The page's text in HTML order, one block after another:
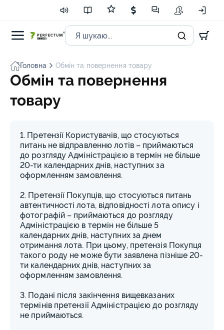
Головна Обмін та повернення товару
Обмін та повернення
товару
1. Претензії Користувачів, що стосуються
питань не відправленню лотів – приймаються
до розгляду Адміністрацією в термін не більше
20-ти календарних днів, наступних за
оформленням замовлення.
2. Претензії Покупців, що стосуються питань
автентичності лота, відповідності лота опису і
фотографій – приймаються до розгляду
Адміністрацією в термін не більше 5
календарних днів, наступних за днем
отримання лота. При цьому, претензія Покупця
такого роду не може бути заявлена пізніше 20-
ти календарних днів, наступних за
оформленням замовлення.
3. Подані після закінчення вищевказаних
термінів претензії Адміністрацією до розгляду
не приймаються.